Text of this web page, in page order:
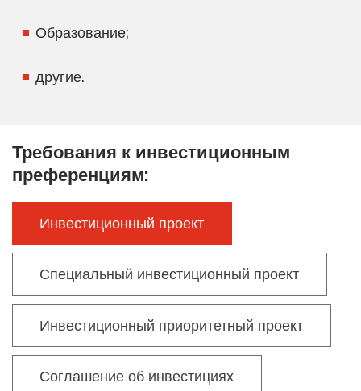
Образование;
другие.
Требования к инвестиционным
преференциям:
Инвестиционный проект
Специальный инвестиционный проект
Инвестиционный приоритетный проект
Соглашение об инвестициях